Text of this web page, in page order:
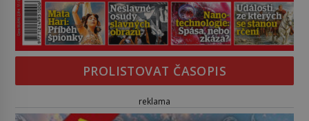
PROLISTOVAT ČASOPIS
reklama